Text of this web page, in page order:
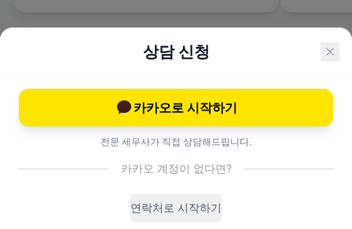
전문 컨설팅 서비스
고도화된 세무 전략과 이슈 대응.
상담 신청
카카오로 시작하기
전문 세무사가 직접 상담해드립니다.
카카오 계정이 없다면?
연락처로 시작하기